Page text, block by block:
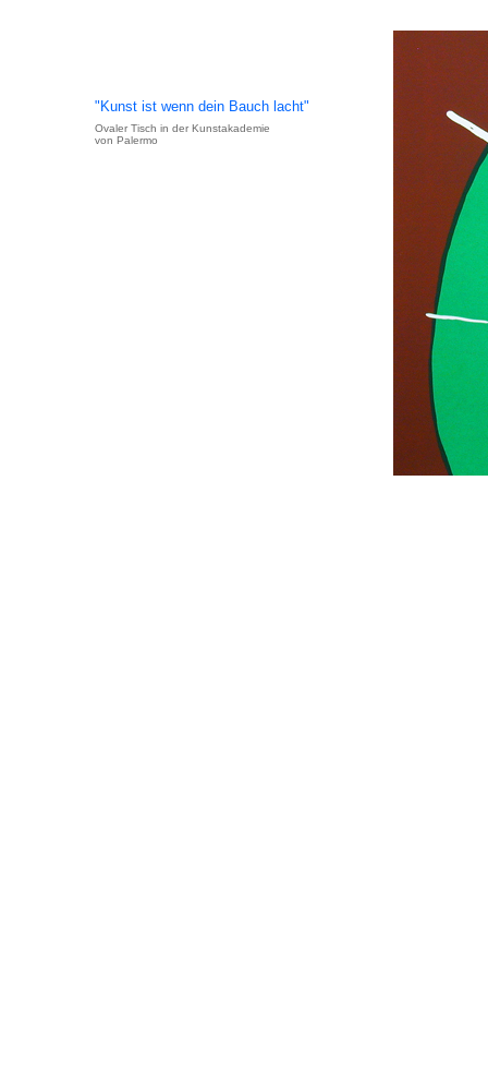
"Kunst ist wenn dein Bauch lacht"
Ovaler Tisch in der Kunstakademie
von Palermo